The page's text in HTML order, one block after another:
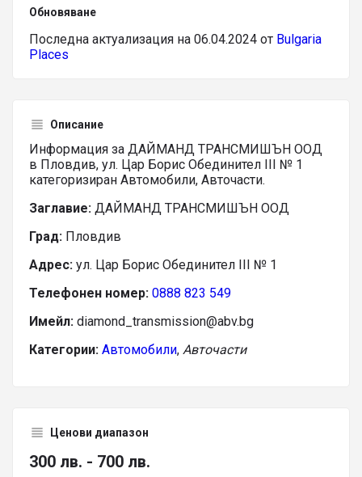
Обновяване
Последна актуализация на 06.04.2024 от Bulgaria
Places
Описание
Информация за ДАЙМАНД ТРАНСМИШЪН ООД
в Пловдив, ул. Цар Борис Обединител III № 1
категоризиран Автомобили, Авточасти.
Заглавие: ДАЙМАНД ТРАНСМИШЪН ООД
Град: Пловдив
Адрес: ул. Цар Борис Обединител III № 1
Телефонен номер: 0888 823 549
Имейл: diamond_transmission@abv.bg
Категории: Автомобили, Авточасти
Ценови диапазон
300 лв. - 700 лв.